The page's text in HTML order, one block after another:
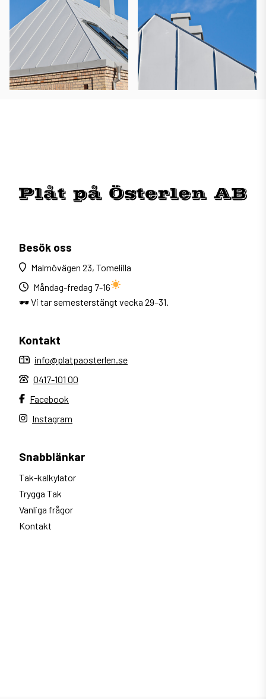
Besök oss
Malmövägen 23, Tomelilla
Måndag-fredag 7-16
🕶 Vi tar semesterstängt vecka 29–31.
Kontakt
info@platpaosterlen.se
0417-101 00
Facebook
Instagram
Snabblänkar
Tak-kalkylator
Trygga Tak
Vanliga frågor
Kontakt